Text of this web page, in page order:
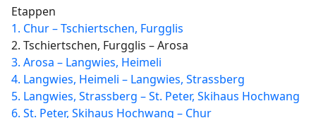
Etappen
1. Chur – Tschiertschen, Furgglis
2. Tschiertschen, Furgglis – Arosa
3. Arosa – Langwies, Heimeli
4. Langwies, Heimeli – Langwies, Strassberg
5. Langwies, Strassberg – St. Peter, Skihaus Hochwang
6. St. Peter, Skihaus Hochwang – Chur